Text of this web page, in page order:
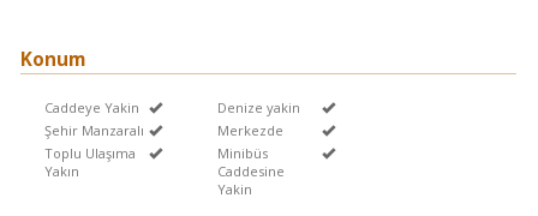
Konum
Caddeye Yakin
Denize yakin
Şehir Manzaralı
Merkezde
Toplu Ulaşıma
Yakın
Minibüs
Caddesine
Yakin